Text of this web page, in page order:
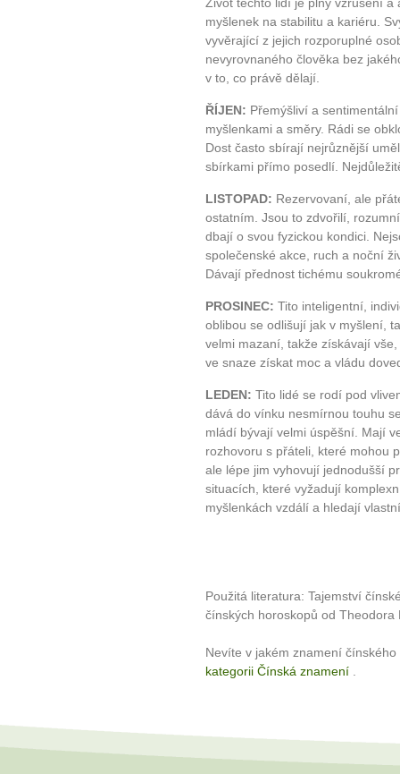
myšlenek na stabilitu a kariéru.
vyvěrající z jejich rozporuplné
nevyrovnaného člověka bez
v to, co právě dělají.
ŘÍJEN: Přemýšliví a
myšlenkami a směry. Rádi se
Dost často sbírají nejrůznější
sbírkami přímo posedlí.
LISTOPAD: Rezervovaní, ale
ostatním. Jsou to zdvořilí,
dbají o svou fyzickou kondici.
společenské akce, ruch a noční
Dávají přednost tichému
PROSINEC: Tito inteligentní,
oblibou se odlišují jak v myšlení,
velmi mazaní, takže získávají
ve snaze získat moc a vládu
LEDEN: Tito lidé se rodí pod
dává do vínku nesmírnou touhu
mládí bývají velmi úspěšní. Mají
rozhovoru s přáteli, které mohou
ale lépe jim vyhovují jednodušší
situacích, které vyžadují
myšlenkách vzdálí a hledají
Použitá literatura: Tajemství
čínských horoskopů od Theodora
Nevíte v jakém znamení
kategorii Čínská znamení